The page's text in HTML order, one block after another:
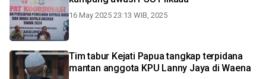
16 May 2025 23:13 WIB, 2025
Tim tabur Kejati Papua tangkap terpidana
mantan anggota KPU Lanny Jaya di Waena